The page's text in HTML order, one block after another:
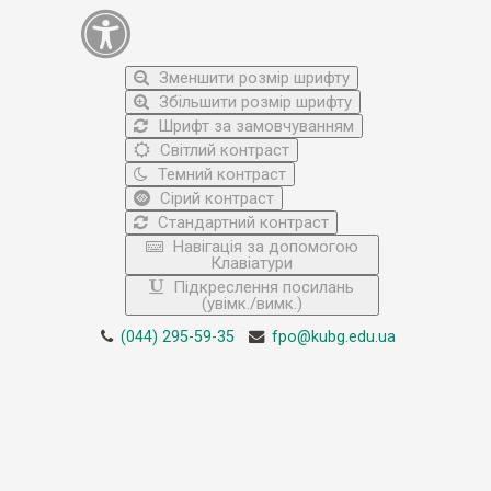
Зменшити розмір шрифту
Збільшити розмір шрифту
Шрифт за замовчуванням
Світлий контраст
Темний контраст
Сірий контраст
Стандартний контраст
Навігація за допомогою
Клавіатури
Підкреслення посилань
(увімк./вимк.)
(044) 295-59-35 fpo@kubg.edu.ua